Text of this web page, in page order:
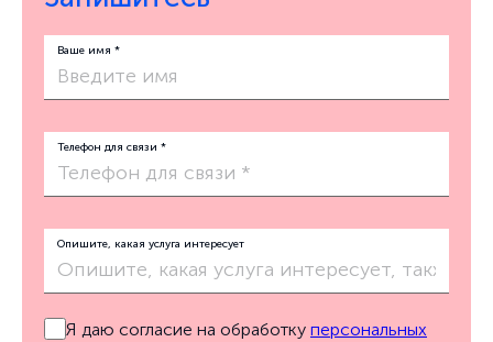
Ваше имя *
Телефон для связи *
Опишите, какая услуга интересует
Я даю согласие на обработку персональных